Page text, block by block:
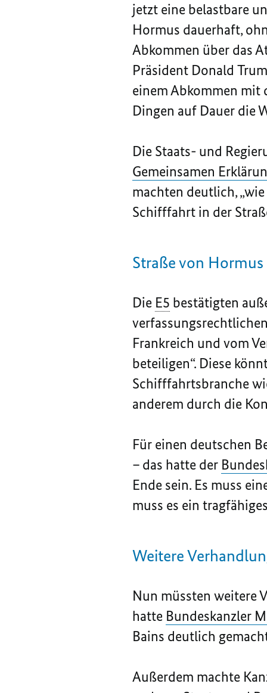
jetzt eine belastbare
Hormus dauerhaft,
Abkommen über das
Präsident Donald
einem Abkommen mit
Dingen auf Dauer die
Die Staats- und
Gemeinsamen
machten deutlich,
Schifffahrt in der
Straße von Hormus
Die E5 bestätigten
Frankreich und vom
beteiligen“. Diese
Schifffahrtsbranche
anderem durch die
Für einen deutschen
– das hatte der
Ende sein. Es muss
muss es ein
Weitere
Nun müssten weitere
hatte Bundeskanzler
Bains deutlich
Außerdem machte